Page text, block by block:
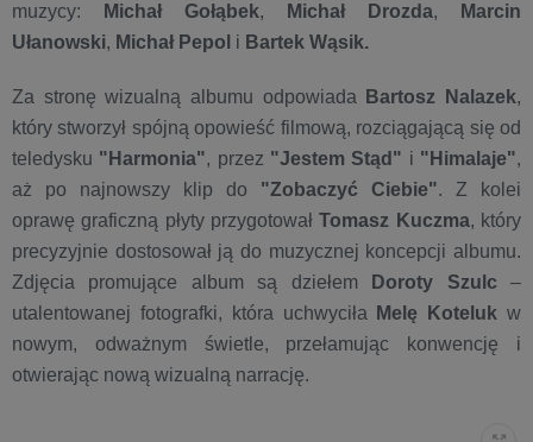
muzycy:
Michał Gołąbek, Michał Drozda,
Marcin
Ułanowski, Michał Pepol i Bartek Wąsik.
Za stronę wizualną albumu odpowiada Bartosz Nalazek,
który stworzył spójną opowieść filmową, rozciągającą się od
teledysku "Harmonia", przez "Jestem Stąd" i "Himalaje",
aż po najnowszy klip do "Zobaczyć Ciebie". Z kolei
oprawę graficzną płyty przygotował Tomasz Kuczma, który
precyzyjnie dostosował ją do muzycznej koncepcji albumu.
Zdjęcia promujące album są dziełem
Doroty Szulc –
utalentowanej fotografki, która uchwyciła
Melę Koteluk w
nowym, odważnym świetle, przełamując konwencję i
otwierając nową wizualną narrację.